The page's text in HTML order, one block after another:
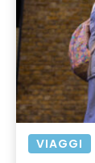
VIAGGI